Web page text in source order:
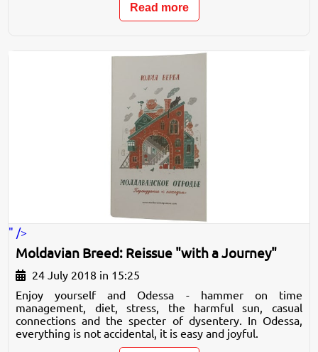
Read more
" />
Moldavian Breed: Reissue "with a Journey"
24 July 2018 in 15:25
Enjoy yourself and Odessa - hammer on time
management, diet, stress, the harmful sun, casual
connections and the specter of dysentery. In Odessa,
everything is not accidental, it is easy and joyful.